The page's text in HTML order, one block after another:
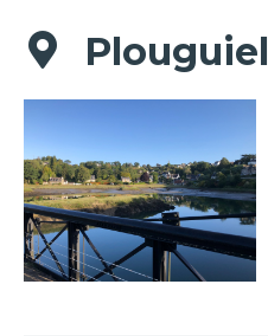
Plouguiel